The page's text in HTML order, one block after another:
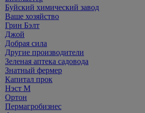
Буйский химический завод
Ваше хозяйство
Грин Бэлт
Джой
Добрая сила
Другие производители
Зеленая аптека садовода
Знатный фермер
Капитал прок
Нэст М
Ортон
Пермагробизнес